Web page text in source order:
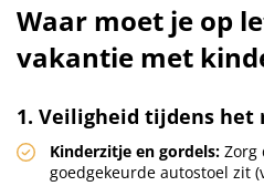
Waar moet je op
vakantie met
1. Veiligheid tijdens het
Kinderzitje en gordels: Zorg
goedgekeurde autostoel zit